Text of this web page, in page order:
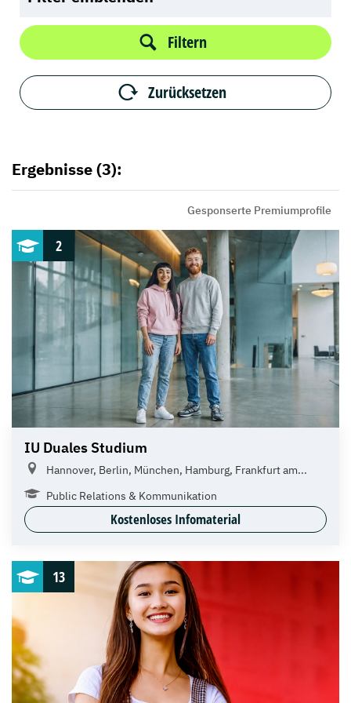
Filtern
Zurücksetzen
Ergebnisse (3):
Gesponserte Premiumprofile
2
IU Duales Studium
Hannover, Berlin, München, Hamburg, Frankfurt am...
Public Relations & Kommunikation
Kostenloses Infomaterial
13